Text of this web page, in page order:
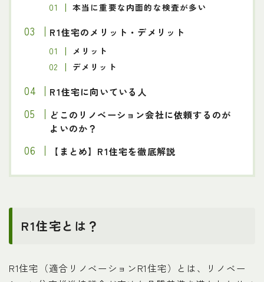
本当に重要な内面的な検査が多い
R1住宅のメリット・デメリット
メリット
デメリット
R1住宅に向いている人
どこのリノベーション会社に依頼するのが
よいのか？
【まとめ】R1住宅を徹底解説
R1住宅とは？
R1住宅（適合リノベーションR1住宅）とは、リノベー